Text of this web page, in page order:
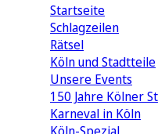
Startseite
Schlagzeilen
Rätsel
Köln und Stadtteile
Unsere Events
150 Jahre Kölner
Karneval in Köln